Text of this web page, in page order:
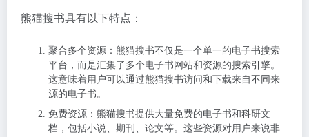
熊猫搜书具有以下特点：
聚合多个资源：熊猫搜书不仅是一个单一的电子书搜索
平台，而是汇集了多个电子书网站和资源的搜索引擎。
这意味着用户可以通过熊猫搜书访问和下载来自不同来
源的电子书。
免费资源：熊猫搜书提供大量免费的电子书和科研文
档，包括小说、期刊、论文等。这些资源对用户来说非